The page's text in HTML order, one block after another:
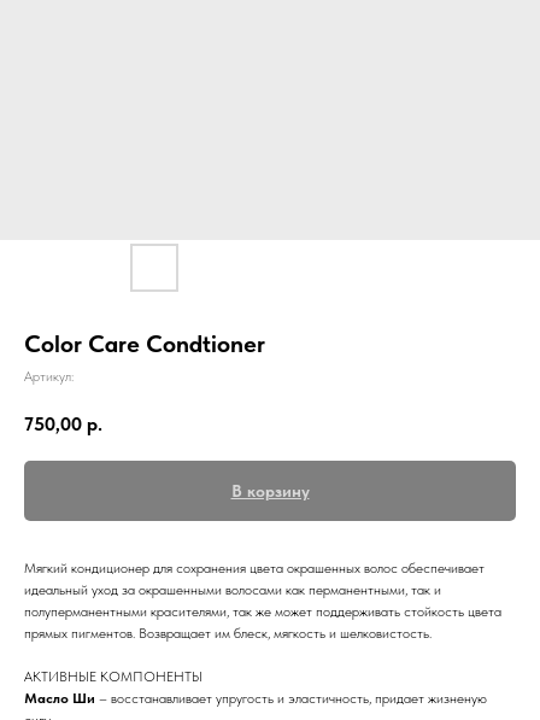
Color Care Condtioner
Артикул:
750,00 р.
В корзину
Мягкий кондиционер для сохранения цвета окрашенных волос обеспечивает
идеальный уход за окрашенными волосами как перманентными, так и
полуперманентными красителями, так же может поддерживать стойкость цвета
прямых пигментов. Возвращает им блеск, мягкость и шелковистость.
АКТИВНЫЕ КОМПОНЕНТЫ
Масло Ши – восстанавливает упругость и эластичность, придает жизненую